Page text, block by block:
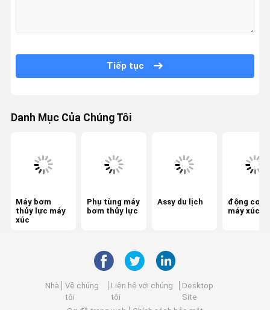
Hộp số xoay
Khớp trung tâm máy đào
Động cơ quạt thủy lực
Bộ điều khiển máy xúc
Giám sát máy xúc
Tiếp tục
Danh Mục Của Chúng Tôi
Máy bơm
thủy lực máy
xúc
Phụ tùng máy
bơm thủy lực
Assy du lịch
động cơ
máy xúc
Nhà
Về chúng
tôi
Liên hệ với chúng
tôi
Desktop
Site